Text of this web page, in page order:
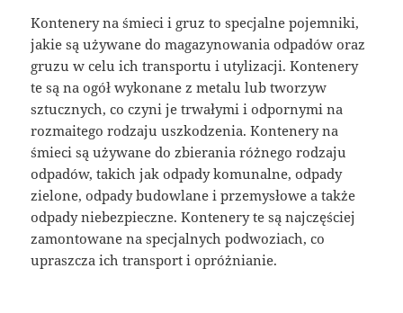
Kontenery na śmieci i gruz to specjalne pojemniki,
jakie są używane do magazynowania odpadów oraz
gruzu w celu ich transportu i utylizacji. Kontenery
te są na ogół wykonane z metalu lub tworzyw
sztucznych, co czyni je trwałymi i odpornymi na
rozmaitego rodzaju uszkodzenia. Kontenery na
śmieci są używane do zbierania różnego rodzaju
odpadów, takich jak odpady komunalne, odpady
zielone, odpady budowlane i przemysłowe a także
odpady niebezpieczne. Kontenery te są najczęściej
zamontowane na specjalnych podwoziach, co
upraszcza ich transport i opróżnianie.